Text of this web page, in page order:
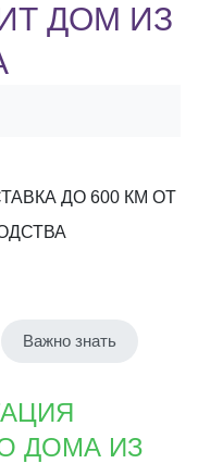
ДОМ ИЗ
ДО 600 КМ ОТ
Важно знать
ДОМА ИЗ